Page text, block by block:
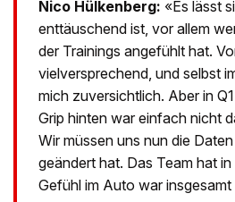
Nico Hülkenberg: «Es lässt
enttäuschend ist, vor allem
der Trainings angefühlt hat.
vielversprechend, und selbst
mich zuversichtlich. Aber in
Grip hinten war einfach nicht
Wir müssen uns nun die
geändert hat. Das Team hat
Gefühl im Auto war insgesamt